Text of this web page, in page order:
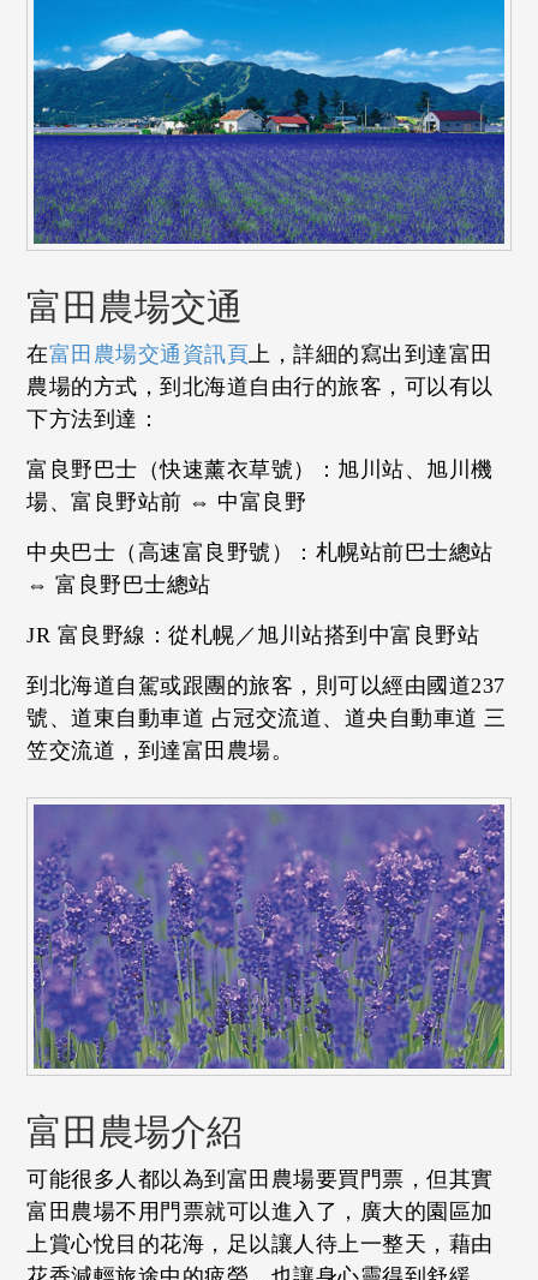
富田農場交通
在富田農場交通資訊頁上，詳細的寫出到達富田
農場的方式，到北海道自由行的旅客，可以有以
下方法到達：
富良野巴士（快速薰衣草號）：旭川站、旭川機
場、富良野站前 ⇔ 中富良野
中央巴士（高速富良野號）：札幌站前巴士總站
⇔ 富良野巴士總站
JR 富良野線：從札幌／旭川站搭到中富良野站
到北海道自駕或跟團的旅客，則可以經由國道237
號、道東自動車道 占冠交流道、道央自動車道 三
笠交流道，到達富田農場。
富田農場介紹
可能很多人都以為到富田農場要買門票，但其實
富田農場不用門票就可以進入了，廣大的園區加
上賞心悅目的花海，足以讓人待上一整天，藉由